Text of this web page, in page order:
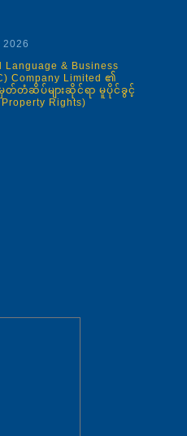
Language & Business
Company Limited ၏
တ်တံဆိပ်များဆိုင်ရာ မူပိုင်ခွင့်
Rights)